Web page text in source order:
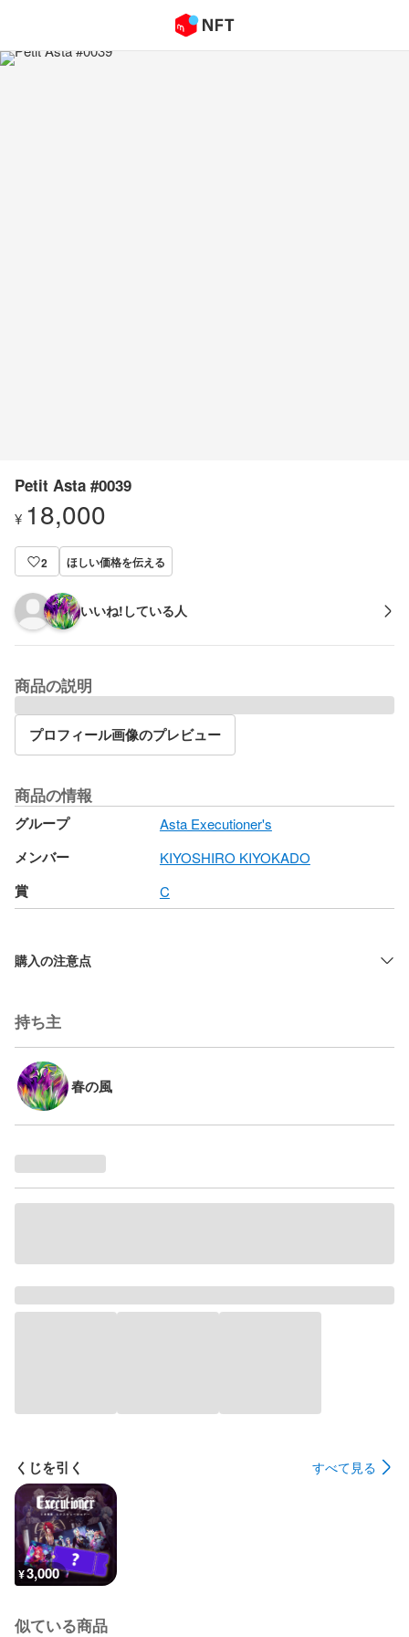
Petit Asta #0039
¥ 18,000
2 ほしい価格を伝える
いいね!している人
商品の説明
プロフィール画像のプレビュー
商品の情報
グループ Asta Executioner's
メンバー KIYOSHIRO KIYOKADO
賞 C
購入の注意点
持ち主
春の風
くじを引く すべて見る
¥3,000
似ている商品